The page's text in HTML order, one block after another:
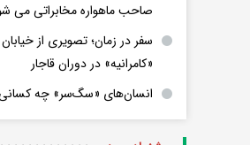
صاحب ماهواره مخابراتی می
سفر در زمان؛ تصویری از
«کامرانیه» در دوران قاجار
انسان‌های «سگ‌سر» چه